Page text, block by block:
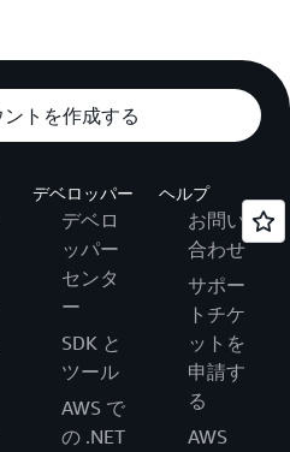
ントを作成する
デベロッパー
デベロ
ッパー
センタ
ー
SDK と
ツール
AWS で
の .NET
ヘルプ
お問い
合わせ
サポー
トチケ
ットを
申請す
る
AWS